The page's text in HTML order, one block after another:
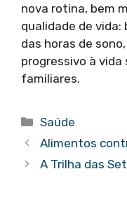
nova rotina, bem
qualidade de
das horas de
progressivo à vida
familiares.
Categorias
Saúde
Alimentos
A Trilha das